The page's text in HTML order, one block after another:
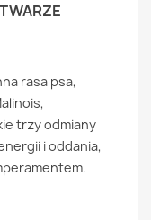
rasa psa,
trzy odmiany
i oddania,